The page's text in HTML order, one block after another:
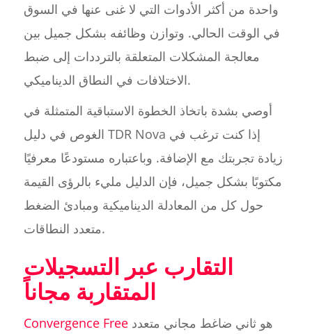
واحدة من أكثر الأدوات التي لا غنى عنها في السوق
في الوقت الحالي. وتوازن وظائفه بشكل جميل بين
معالجة المشكلات المتعلقة بالترددات إلى ضبط
الاختلافات في النطاق الديناميكي.
أوصي بشدة باتخاذ الخطوة الاستباقية المتمثلة في
الغوص في دليل TDR Nova إذا كنت ترغب في
زيادة تجربتك مع الإضافة. وباعتباره مستودعًا معرفيًا
مكتوبًا بشكل جميل، فإن الدليل مليء بالرؤى القيمة
حول كل من المعادلة الديناميكية ومبادئ الضغط
متعدد النطاقات.
التقارب عبر التسجيلات
المتقاربة مجاناً
Convergence Freeهو ثاني ضاغط مجاني متعدد